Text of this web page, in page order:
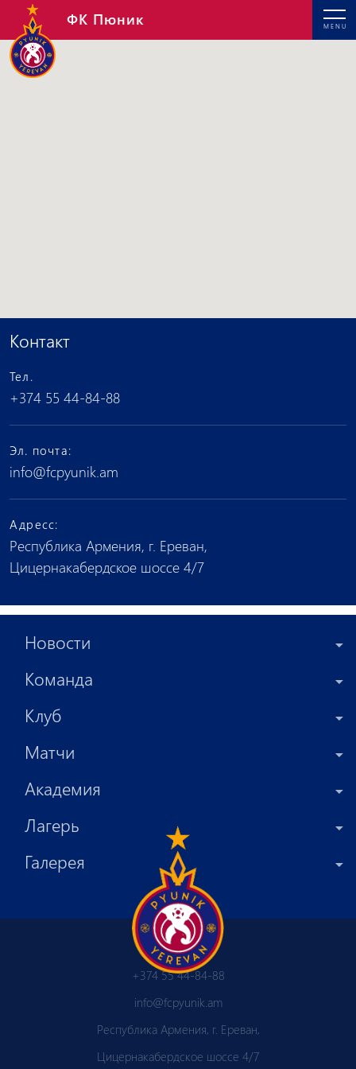
MENU
ФК Пюник
Контакт
Тел.
+374 55 44-84-88
Эл. почта:
info@fcpyunik.am
Адресс:
Республика Армения, г. Ереван,
Цицернакабердское шоссе 4/7
Новости
Команда
Клуб
Матчи
Академия
Лагерь
Галерея
+374 55 44-84-88
info@fcpyunik.am
Республика Армения, г. Ереван,
Цицернакабердское шоссе 4/7